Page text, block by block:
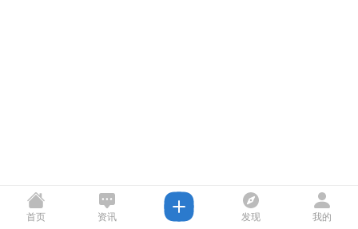
首页 资讯 发现 我的